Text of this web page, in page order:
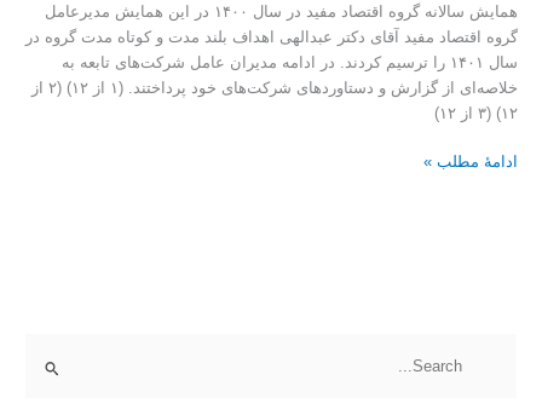
همایش سالانه گروه اقتصاد مفید در سال ۱۴۰۰ در این همایش مدیرعامل
گروه اقتصاد مفید آقای دکتر عبدالهی اهداف بلند مدت و کوتاه مدت گروه در
سال ۱۴۰۱ را ترسیم کردند. در ادامه مدیران عامل شرکت‌های تابعه به
خلاصه‌ای از گزارش و دستاورد‌های شرکت‌های خود پرداختند. (۱ از ۱۲) (۲ از
۱۲) (۳ از ۱۲)
ادامۀ مطلب »